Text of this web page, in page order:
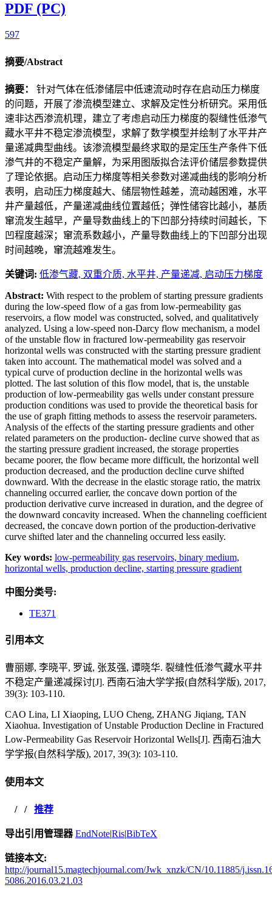
PDF (PC)
597
摘要/Abstract
摘要： 针对气体在低渗储层中低速流动时存在启动压力梯度
的问题，开展了渗流模型建立、求解及定性分析研究。采用低
速非达西渗流机理，建立了考虑启动压力梯度的裂缝性低渗气
藏水平井不稳定渗流模型，求解了数学模型并绘制了水平井产
量递减典型曲线。该渗流模型最终求取的是定压生产条件下低
渗气井的不稳定产量解，为采用图版拟合法评价储层参数提供
了理论依据。启动压力梯度等相关参数对递减曲线的影响分析
表明，启动压力梯度越大、储层物性越差，流动越困难，水平
井产量越低，产量递减曲线位置越低；弹性储容比越小，基质
窜流发生越早，产量导数曲线上的下凹部分持续时间越长，下
凹程度越深；窜流系数越小，产量导数曲线上的下凹部分出现
时间越晚，窜流越难发生。
关键词: 低渗气藏, 双重介质, 水平井, 产量递减, 启动压力梯度
Abstract: With respect to the problem of starting pressure gradients
during the low-speed flow of a gas from low-permeability gas
reservoirs, a flow model was constructed, solved, and qualitatively
analyzed. Using a low-speed non-Darcy flow mechanism, a model
of the unstable flow in fractured low-permeability gas reservoir
horizontal wells was constructed with the starting pressure gradient
taken into account. The mathematical model was solved and a
typical curve of production decline in the horizontal wells was
plotted. The last solution of this flow model, that is, the unstable
production of low-permeability gas wells under constant pressure
production conditions was used to provide the theoretical basis for
the use of graph fitting methods to assess the reservoir parameters.
Analysis of the effects of the starting pressure gradients and other
related parameters on the production- decline curve showed that as
the starting pressure gradient increased, the storage properties
became poorer, the flow became more difficult, the horizontal well
production decreased, and the production decline curve shifted
downward. With the decrease in the elastic storage ratio, the matrix
channeling occurred earlier, the concave down portion of the
production derivative curve increased in duration, and the degree of
the downward concavity increased. When the channeling coefficient
decreased, the concave down portion of the production-derivative
curve shifted later and the channeling occurred less easily.
Key words: low-permeability gas reservoirs, binary medium,
horizontal wells, production decline, starting pressure gradient
中图分类号:
TE371
引用本文
曹丽娜, 李晓平, 罗诚, 张芨强, 谭晓华. 裂缝性低渗气藏水平井
不稳定产量递减探讨[J]. 西南石油大学学报(自然科学版), 2017,
39(3): 103-110.
CAO Lina, LI Xiaoping, LUO Cheng, ZHANG Jiqiang, TAN
Xiaohua. Investigation of Unstable Production Decline in Fractured
Low-Permeability Gas Reservoir Horizontal Wells[J]. 西南石油大
学学报(自然科学版), 2017, 39(3): 103-110.
使用本文
/ / 推荐
导出引用管理器 EndNote|Ris|BibTeX
链接本文:
http://journal15.magtechjournal.com/Jwk_xnzk/CN/10.11885/
5086.2016.03.21.03